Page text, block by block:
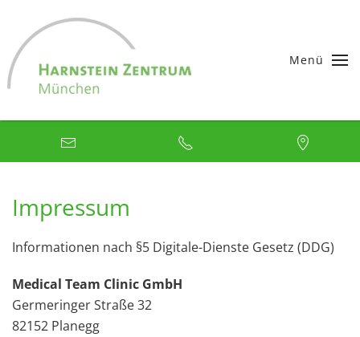
Skip to main content
Menü
Impressum
Informationen nach §5 Digitale-Dienste Gesetz (DDG)
Medical Team Clinic GmbH
Germeringer Straße 32
82152 Planegg